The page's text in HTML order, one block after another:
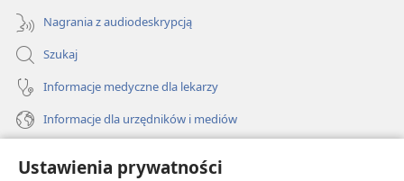
Ustawienia prywatności
Nagrania z audiodeskrypcją
Szukaj
Informacje medyczne dla lekarzy
Informacje dla urzędników i mediów